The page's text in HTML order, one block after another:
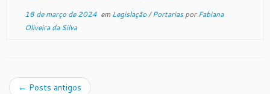
18 de março de 2024em Legislação/PortariasporFabiana
Oliveira da Silva
← Posts antigos